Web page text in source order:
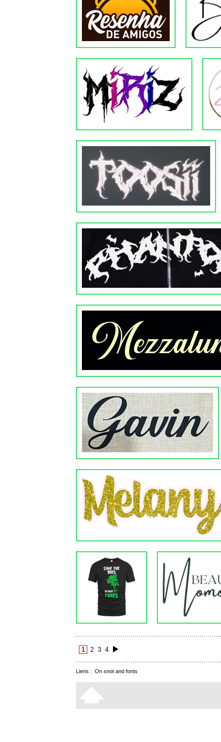
1 2 3 4
Liens : On snot and fonts